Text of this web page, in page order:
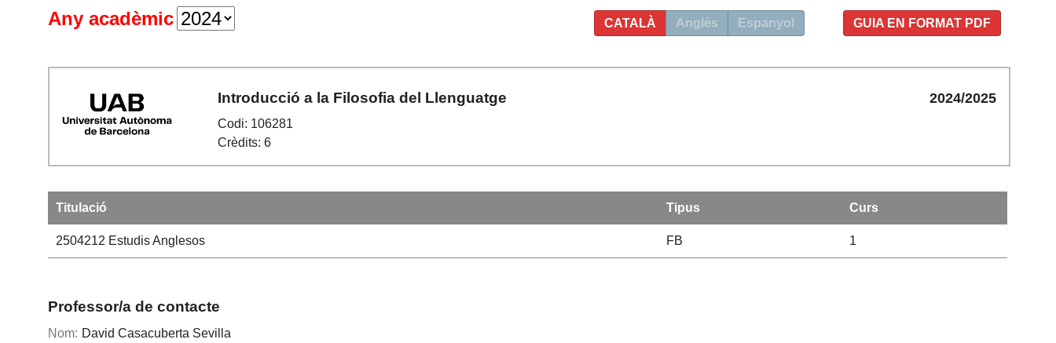
GUIA EN FORMAT PDF
CATALÀ Anglès Espanyol
Any acadèmic
Introducció a la Filosofia del Llenguatge
Codi: 106281
Crèdits: 6
2024/2025
Titulació Tipus Curs
2504212 Estudis Anglesos FB 1
Professor/a de contacte
Nom: David Casacuberta Sevilla